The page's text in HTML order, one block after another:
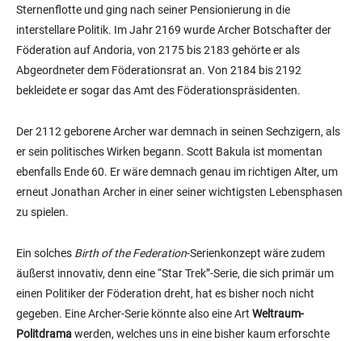
Sternenflotte und ging nach seiner Pensionierung in die
interstellare Politik. Im Jahr 2169 wurde Archer Botschafter der
Föderation auf Andoria, von 2175 bis 2183 gehörte er als
Abgeordneter dem Föderationsrat an. Von 2184 bis 2192
bekleidete er sogar das Amt des Föderationspräsidenten.
Der 2112 geborene Archer war demnach in seinen Sechzigern, als
er sein politisches Wirken begann. Scott Bakula ist momentan
ebenfalls Ende 60. Er wäre demnach genau im richtigen Alter, um
erneut Jonathan Archer in einer seiner wichtigsten Lebensphasen
zu spielen.
Ein solches Birth of the Federation-Serienkonzept wäre zudem
äußerst innovativ, denn eine “Star Trek”-Serie, die sich primär um
einen Politiker der Föderation dreht, hat es bisher noch nicht
gegeben. Eine Archer-Serie könnte also eine Art Weltraum-
Politdramawerden, welches uns in eine bisher kaum erforschte